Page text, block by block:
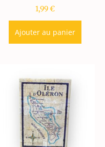
1,99€
Ajouter au panier